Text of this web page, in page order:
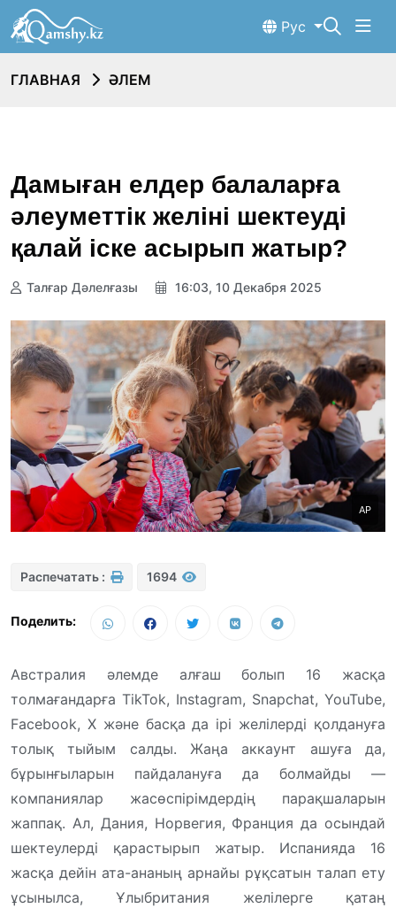
Рус
ГЛАВНАЯ ӘЛЕМ
Дамыған елдер балаларға
әлеуметтік желіні шектеуді
қалай іске асырып жатыр?
Талғар Дәлелғазы 16:03, 10 Декабря 2025
AP
Распечатать : 1694
Поделить:
Австралия әлемде алғаш болып 16 жасқа
толмағандарға TikTok, Instagram, Snapchat, YouTube,
Facebook, X және басқа да ірі желілерді қолдануға
толық тыйым салды. Жаңа аккаунт ашуға да,
бұрынғыларын пайдалануға да болмайды —
компаниялар жасөспірімдердің парақшаларын
жаппақ. Ал, Дания, Норвегия, Франция да осындай
шектеулерді қарастырып жатыр. Испанияда 16
жасқа дейін ата-ананың арнайы рұқсатын талап ету
ұсынылса, Ұлыбритания желілерге қатаң